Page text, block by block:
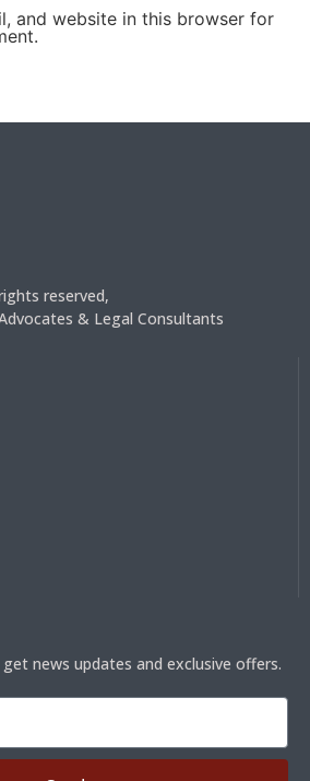
and website in this browser for
reserved,
& Legal Consultants
news updates and exclusive offers.